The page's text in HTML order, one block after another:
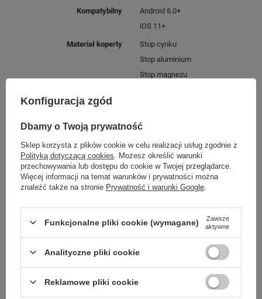
Kompatybilny
Android 6.0+
iOS 11+
Materiał koperty
Stop cynku
Stop aluminium
Stop magnezu
Materiał paska
Silikon
Kolor Różowe złoto
Rozstaw montażu paska 16 mm
Obwód nadgarstka 180 x 220 mm
Waga 42 g
Wymiary produktu 46 x 19.5 x 2.8 mm
Konfiguracja zgód
Dbamy o Twoją prywatność
Sklep korzysta z plików cookie w celu realizacji usług zgodnie z
Polityką dotyczącą cookies . Możesz określić warunki
przechowywania lub dostępu do cookie w Twojej przeglądarce.
Więcej informacji na temat warunków i prywatności można
znaleźć także na stronie Prywatność i warunki Google
Funkcjonalne pliki cookie (wymagane)
Zawsze
aktywne
Analityczne pliki cookie
Reklamowe pliki cookie